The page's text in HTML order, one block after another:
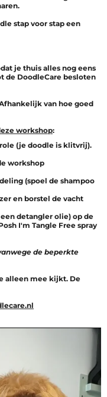
stap voor stap een
je thuis alles nog eens
de DoodleCare besloten
van hoe goed
workshop:
(je doodle is klitvrij).
workshop
(spoel de shampoo
en borstel de vacht
detangler olie) op de
I'm Tangle Free spray
de beperkte
alleen mee kijkt. De